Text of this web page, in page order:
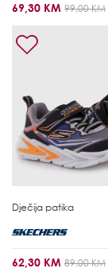
69,30 KM 99,00 KM
Dječija patika
62,30 KM 89,00 KM